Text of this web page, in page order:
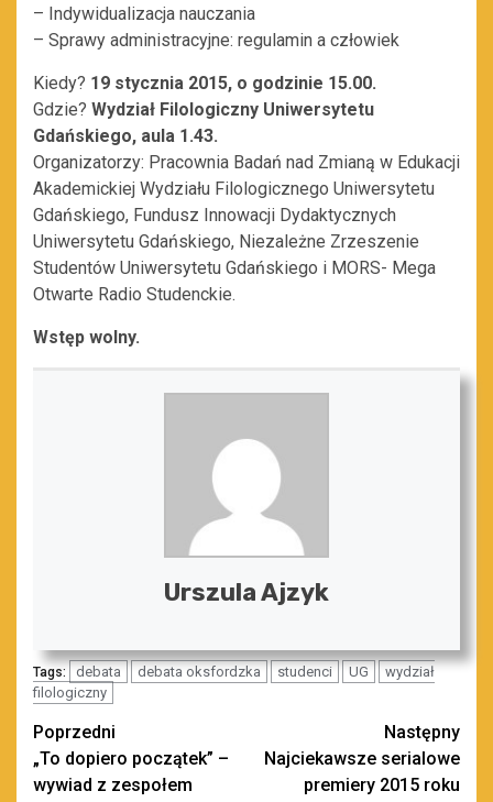
– Indywidualizacja nauczania
– Sprawy administracyjne: regulamin a człowiek
Kiedy? 19 stycznia 2015, o godzinie 15.00.
Gdzie? Wydział Filologiczny Uniwersytetu
Gdańskiego, aula 1.43.
Organizatorzy: Pracownia Badań nad Zmianą w Edukacji
Akademickiej Wydziału Filologicznego Uniwersytetu
Gdańskiego, Fundusz Innowacji Dydaktycznych
Uniwersytetu Gdańskiego, Niezależne Zrzeszenie
Studentów Uniwersytetu Gdańskiego i MORS- Mega
Otwarte Radio Studenckie.
Wstęp wolny.
Urszula Ajzyk
Tags: debata debata oksfordzka studenci UG
wydział
filologiczny
Zobacz
wpisy
Poprzedni
„To dopiero początek” –
wywiad z zespołem
Następny
Najciekawsze serialowe
premiery 2015 roku